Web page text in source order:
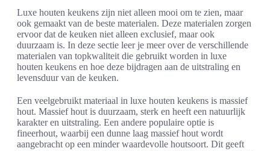
Luxe houten keukens zijn niet alleen mooi om te zien, maar
ook gemaakt van de beste materialen. Deze materialen zorgen
ervoor dat de keuken niet alleen exclusief, maar ook
duurzaam is. In deze sectie leer je meer over de verschillende
materialen van topkwaliteit die gebruikt worden in luxe
houten keukens en hoe deze bijdragen aan de uitstraling en
levensduur van de keuken.
Een veelgebruikt materiaal in luxe houten keukens is massief
hout. Massief hout is duurzaam, sterk en heeft een natuurlijk
karakter en uitstraling. Een andere populaire optie is
fineerhout, waarbij een dunne laag massief hout wordt
aangebracht op een minder waardevolle houtsoort. Dit geeft